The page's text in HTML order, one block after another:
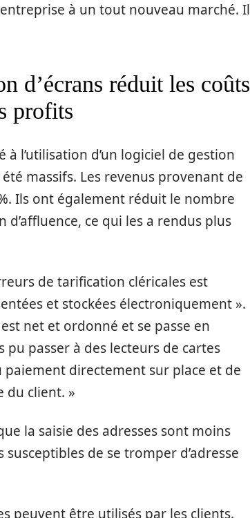
à un tout nouveau marché. Il
d’écrans réduit les coûts
profits
à l’utilisation d’un logiciel de gestion
massifs. Les revenus provenant de
Ils ont également réduit le nombre
ce qui les a rendus plus
de tarification cléricales est
et stockées électroniquement ».
net et ordonné et se passe en
pu passer à des lecteurs de cartes
directement sur place et de
du client. »
la saisie des adresses sont moins
de se tromper d’adresse
peuvent être utilisés par les clients.